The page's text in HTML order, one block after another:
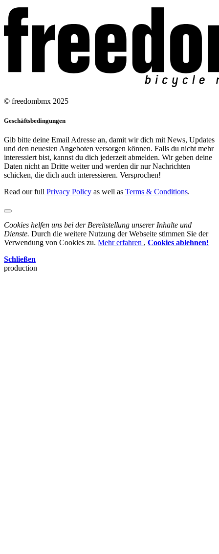
© freedombmx 2025
Geschäftsbedingungen
Gib bitte deine Email Adresse an, damit wir dich mit News, Updates
und den neuesten Angeboten versorgen können. Falls du nicht mehr
interessiert bist, kannst du dich jederzeit abmelden. Wir geben deine
Daten nicht an Dritte weiter und werden dir nur Nachrichten
schicken, die dich auch interessieren. Versprochen!
Read our full Privacy Policy as well as Terms & Conditions.
Cookies helfen uns bei der Bereitstellung unserer Inhalte und
Dienste. Durch die weitere Nutzung der Webseite stimmen Sie der
Verwendung von Cookies zu. Mehr erfahren , Cookies ablehnen!
Schließen
production